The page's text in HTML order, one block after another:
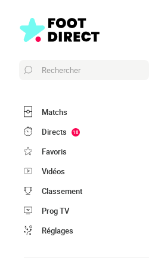
Rechercher
Matchs
Directs
18
Favoris
Vidéos
Classement
Prog TV
Réglages